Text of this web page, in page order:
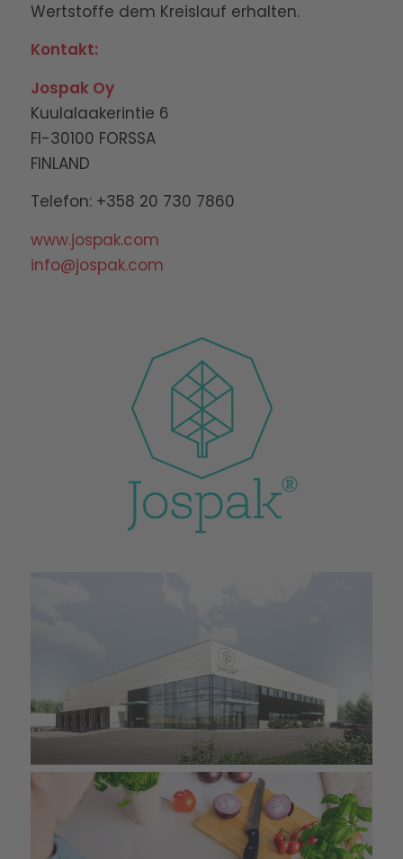
Wertstoffe dem Kreislauf erhalten.
Kontakt:
Jospak Oy
Kuulalaakerintie 6
FI-30100 FORSSA
FINLAND
Telefon: +358 20 730 7860
www.jospak.com
info@jospak.com